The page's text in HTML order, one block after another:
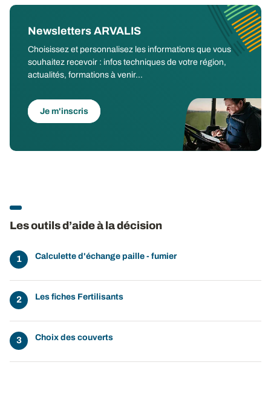
Newsletters ARVALIS
Choisissez et personnalisez les informations que vous
souhaitez recevoir : infos techniques de votre région,
actualités, formations à venir...
Je m'inscris
Les outils d’aide à la décision
Calculette d'échange paille - fumier
Les fiches Fertilisants
Choix des couverts